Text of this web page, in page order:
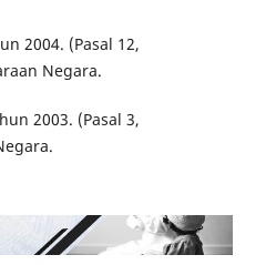
2004. (Pasal 12,
Negara.
2003. (Pasal 3,